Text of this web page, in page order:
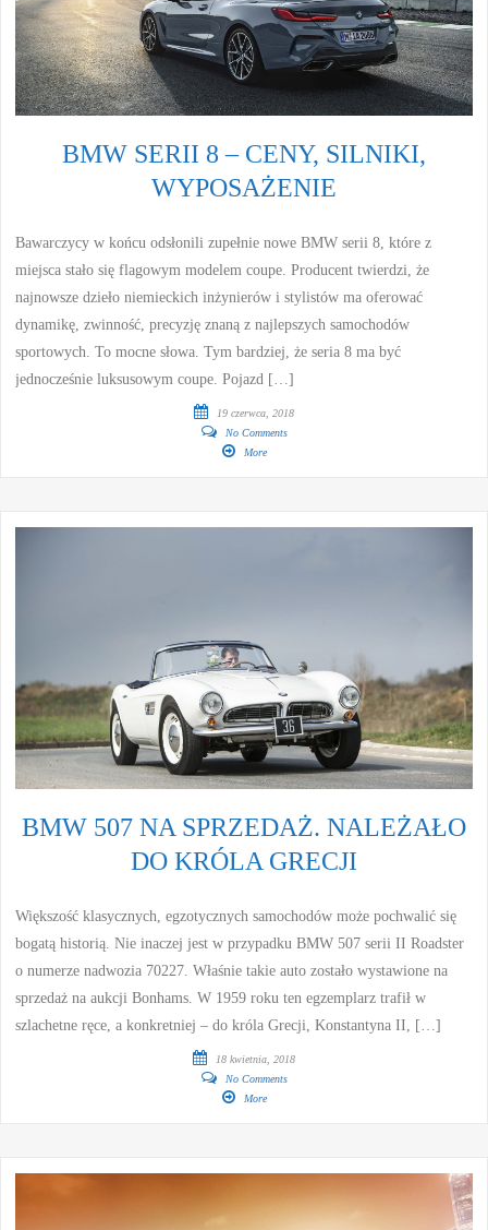
BMW SERII 8 – CENY, SILNIKI,
WYPOSAŻENIE
Bawarczycy w końcu odsłonili zupełnie nowe BMW serii 8, które z
miejsca stało się flagowym modelem coupe. Producent twierdzi, że
najnowsze dzieło niemieckich inżynierów i stylistów ma oferować
dynamikę, zwinność, precyzję znaną z najlepszych samochodów
sportowych. To mocne słowa. Tym bardziej, że seria 8 ma być
jednocześnie luksusowym coupe. Pojazd […]
19 czerwca, 2018
No Comments
More
BMW 507 NA SPRZEDAŻ. NALEŻAŁO
DO KRÓLA GRECJI
Większość klasycznych, egzotycznych samochodów może pochwalić się
bogatą historią. Nie inaczej jest w przypadku BMW 507 serii II Roadster
o numerze nadwozia 70227. Właśnie takie auto zostało wystawione na
sprzedaż na aukcji Bonhams. W 1959 roku ten egzemplarz trafił w
szlachetne ręce, a konkretniej – do króla Grecji, Konstantyna II, […]
18 kwietnia, 2018
No Comments
More